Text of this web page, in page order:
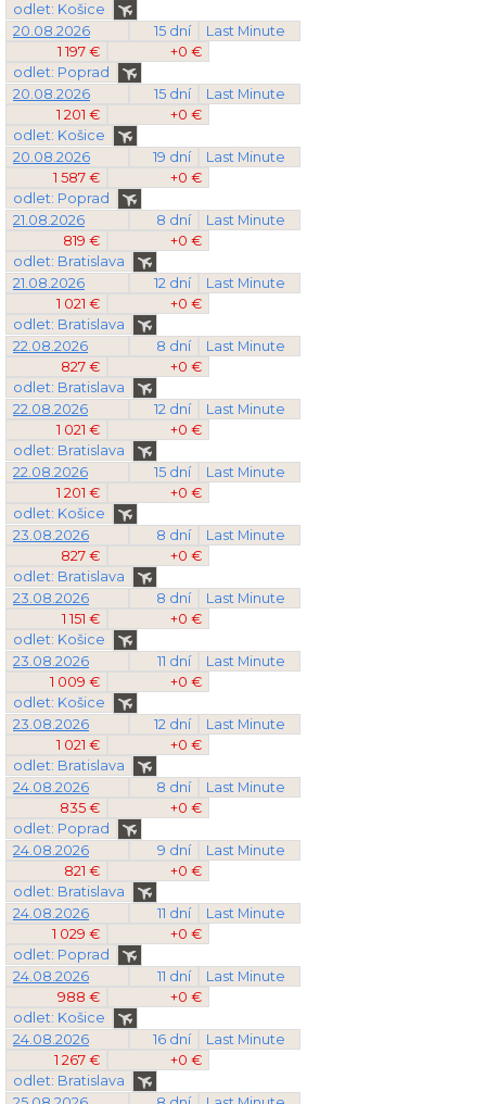
odlet: Košice
20.08.2026
15 dní
Last Minute
1 197 €
+0 €
odlet: Poprad
20.08.2026
15 dní
Last Minute
1 201 €
+0 €
odlet: Košice
20.08.2026
19 dní
Last Minute
1 587 €
+0 €
odlet: Poprad
21.08.2026
8 dní
Last Minute
819 €
+0 €
odlet: Bratislava
21.08.2026
12 dní
Last Minute
1 021 €
+0 €
odlet: Bratislava
22.08.2026
8 dní
Last Minute
827 €
+0 €
odlet: Bratislava
22.08.2026
12 dní
Last Minute
1 021 €
+0 €
odlet: Bratislava
22.08.2026
15 dní
Last Minute
1 201 €
+0 €
odlet: Košice
23.08.2026
8 dní
Last Minute
827 €
+0 €
odlet: Bratislava
23.08.2026
8 dní
Last Minute
1 151 €
+0 €
odlet: Košice
23.08.2026
11 dní
Last Minute
1 009 €
+0 €
odlet: Košice
23.08.2026
12 dní
Last Minute
1 021 €
+0 €
odlet: Bratislava
24.08.2026
8 dní
Last Minute
835 €
+0 €
odlet: Poprad
24.08.2026
9 dní
Last Minute
821 €
+0 €
odlet: Bratislava
24.08.2026
11 dní
Last Minute
1 029 €
+0 €
odlet: Poprad
24.08.2026
11 dní
Last Minute
988 €
+0 €
odlet: Košice
24.08.2026
16 dní
Last Minute
1 267 €
+0 €
odlet: Bratislava